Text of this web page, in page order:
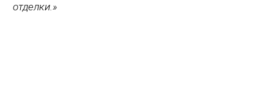
отделки.»